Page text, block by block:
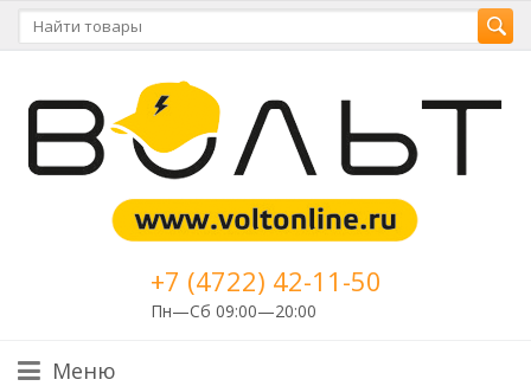
+7 (4722) 42-11-50
Пн—Сб 09:00—20:00
Меню